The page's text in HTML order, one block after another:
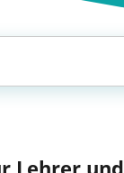
Lehrer